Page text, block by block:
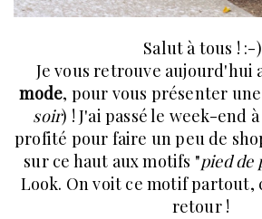
Salut à tous ! :-)
Je vous retrouve aujourd'hui
mode, pour vous présenter
soir) ! J'ai passé le week-end
profité pour faire un peu de
sur ce haut aux motifs "pied de
Look. On voit ce motif partout,
retour !